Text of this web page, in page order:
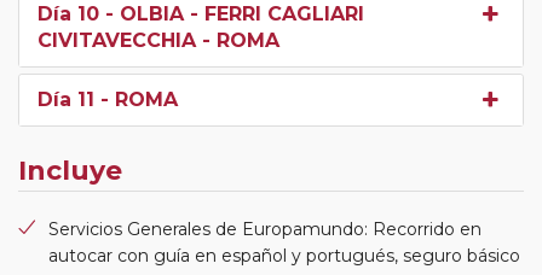
Día 10 - OLBIA - FERRI CAGLIARI
CIVITAVECCHIA - ROMA
Día 11 - ROMA
Incluye
Servicios Generales de Europamundo: Recorrido en
autocar con guía en español y portugués, seguro básico